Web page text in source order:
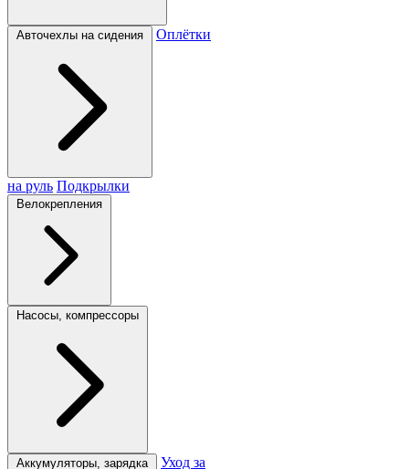
Авточехлы на сидения Оплётки
на руль Подкрылки
Велокрепления
Насосы, компрессоры
Аккумуляторы, зарядка Уход за